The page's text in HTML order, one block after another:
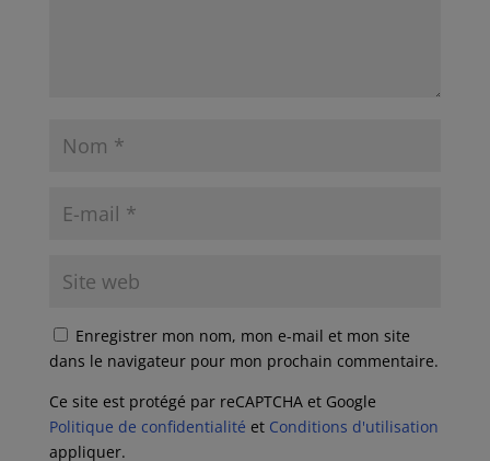
Enregistrer mon nom, mon e-mail et mon site
dans le navigateur pour mon prochain commentaire.
Ce site est protégé par reCAPTCHA et Google
Politique de confidentialité et Conditions d'utilisation
appliquer.